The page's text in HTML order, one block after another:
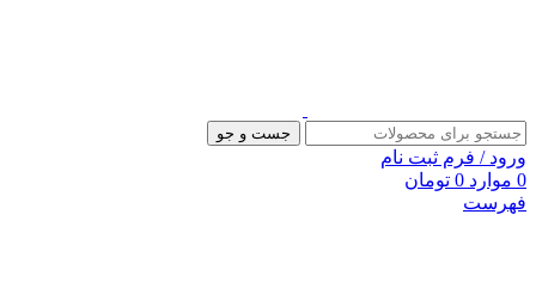
جست و جو
ورود / فرم ثبت نام
0 موارد 0 تومان
فهرست